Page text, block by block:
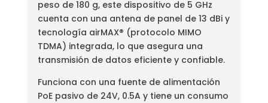
peso de 180 g, este dispositivo de 5 GHz
cuenta con una antena de panel de 13 dBi y
tecnología airMAX® (protocolo MIMO
TDMA) integrada, lo que asegura una
transmisión de datos eficiente y confiable.
Funciona con una fuente de alimentación
PoE pasivo de 24V, 0.5A y tiene un consumo